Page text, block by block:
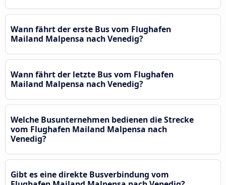
Wann fährt der erste Bus vom Flughafen
Mailand Malpensa nach Venedig?
Wann fährt der letzte Bus vom Flughafen
Mailand Malpensa nach Venedig?
Welche Busunternehmen bedienen die Strecke
vom Flughafen Mailand Malpensa nach
Venedig?
Gibt es eine direkte Busverbindung vom